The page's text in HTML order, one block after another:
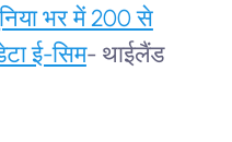
भर में 200 से
ई-सिम- थाईलैंड